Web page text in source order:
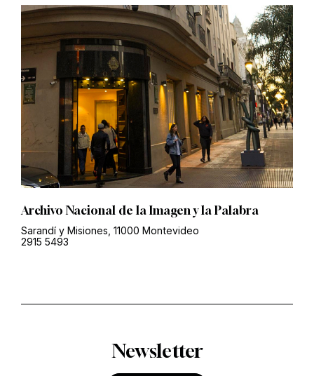
Archivo Nacional de la Imagen y la Palabra
Sarandí y Misiones, 11000 Montevideo
2915 5493
Newsletter